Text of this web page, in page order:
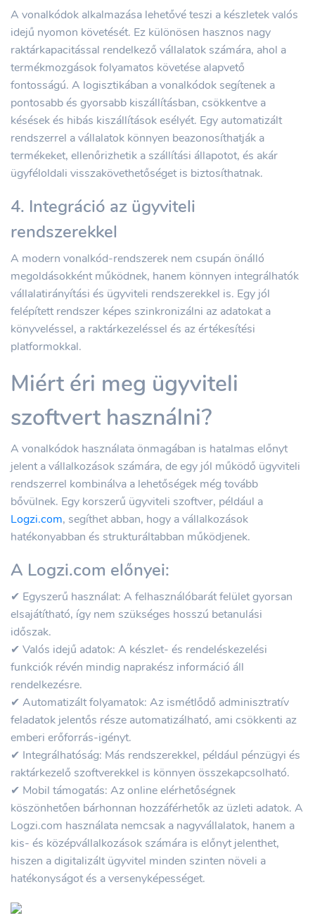
A vonalkódok alkalmazása lehetővé teszi a készletek valós
idejű nyomon követését. Ez különösen hasznos nagy
raktárkapacitással rendelkező vállalatok számára, ahol a
termékmozgások folyamatos követése alapvető
fontosságú. A logisztikában a vonalkódok segítenek a
pontosabb és gyorsabb kiszállításban, csökkentve a
késések és hibás kiszállítások esélyét. Egy automatizált
rendszerrel a vállalatok könnyen beazonosíthatják a
termékeket, ellenőrizhetik a szállítási állapotot, és akár
ügyféloldali visszakövethetőséget is biztosíthatnak.
4. Integráció az ügyviteli
rendszerekkel
A modern vonalkód-rendszerek nem csupán önálló
megoldásokként működnek, hanem könnyen integrálhatók
vállalatirányítási és ügyviteli rendszerekkel is. Egy jól
felépített rendszer képes szinkronizálni az adatokat a
könyveléssel, a raktárkezeléssel és az értékesítési
platformokkal.
Miért éri meg ügyviteli
szoftvert használni?
A vonalkódok használata önmagában is hatalmas előnyt
jelent a vállalkozások számára, de egy jól működő ügyviteli
rendszerrel kombinálva a lehetőségek még tovább
bővülnek. Egy korszerű ügyviteli szoftver, például a
Logzi.com, segíthet abban, hogy a vállalkozások
hatékonyabban és strukturáltabban működjenek.
A Logzi.com előnyei:
✔ Egyszerű használat: A felhasználóbarát felület gyorsan
elsajátítható, így nem szükséges hosszú betanulási
időszak.
✔ Valós idejű adatok: A készlet- és rendeléskezelési
funkciók révén mindig naprakész információ áll
rendelkezésre.
✔ Automatizált folyamatok: Az ismétlődő adminisztratív
feladatok jelentős része automatizálható, ami csökkenti az
emberi erőforrás-igényt.
✔ Integrálhatóság: Más rendszerekkel, például pénzügyi és
raktárkezelő szoftverekkel is könnyen összekapcsolható.
✔ Mobil támogatás: Az online elérhetőségnek
köszönhetően bárhonnan hozzáférhetők az üzleti adatok. A
Logzi.com használata nemcsak a nagyvállalatok, hanem a
kis- és középvállalkozások számára is előnyt jelenthet,
hiszen a digitalizált ügyvitel minden szinten növeli a
hatékonyságot és a versenyképességet.